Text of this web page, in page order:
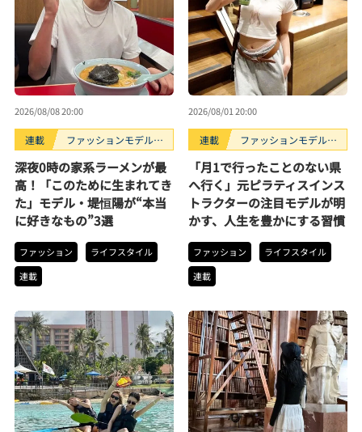
2026/08/08 20:00
連載
ファッションモデルの
深夜0時の家系ラーメンが最
高！「このために生まれてき
た」モデル・堤恒陽が“本当
に好きなもの”3選
ファッション
ライフスタイル
連載
2026/08/01 20:00
連載
ファッションモデルの
「月1で行ったことのない県
へ行く」元ピラティスインス
トラクターの注目モデルが明
かす、人生を豊かにする習慣
ファッション
ライフスタイル
連載